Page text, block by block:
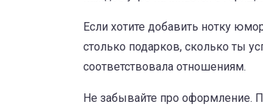
Если хотите добавить нотку
столько подарков, сколько ты
соответствовала отношениям.
Не забывайте про оформление.